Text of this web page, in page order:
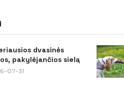
dvasinės
pakylėjančios sielą
07-31